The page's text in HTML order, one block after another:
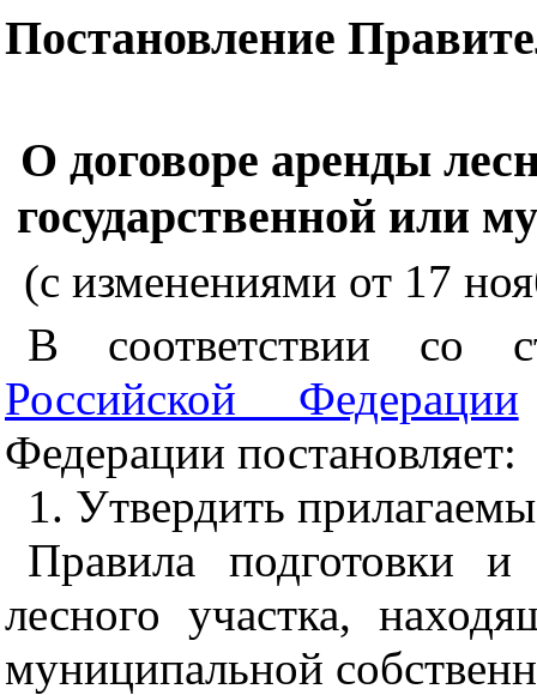
Постановление
О договоре аренды
государственной или
(c изменениями от 17
В соответствии со
Российской Федерации
Федерации постановляет:
1. Утвердить
Правила подготовки
лесного участка,
муниципальной